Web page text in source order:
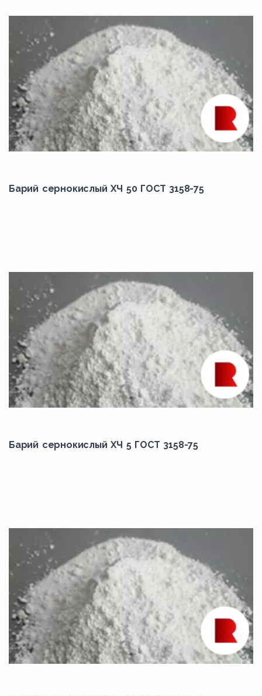
Барий сернокислый ХЧ 50 ГОСТ 3158-75
Барий сернокислый ХЧ 5 ГОСТ 3158-75